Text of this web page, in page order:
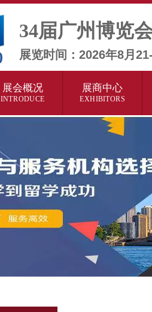
34届广州博览
展览时间：2026年8
展会概况
INTRODUCE
展商中心
EXHIBITORS